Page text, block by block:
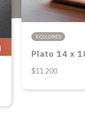
9 COLORES
Plato 14 x
$11.200